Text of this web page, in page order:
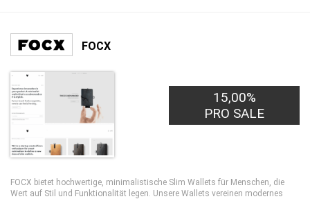
FOCX
15,00%
PRO SALE
FOCX bietet hochwertige, minimalistische Slim Wallets für Menschen, die
Wert auf Stil und Funktionalität legen. Unsere Wallets vereinen modernes